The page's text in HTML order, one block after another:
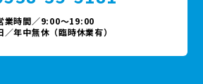
業時間／9:00〜19:00
／年中無休（臨時休業有）